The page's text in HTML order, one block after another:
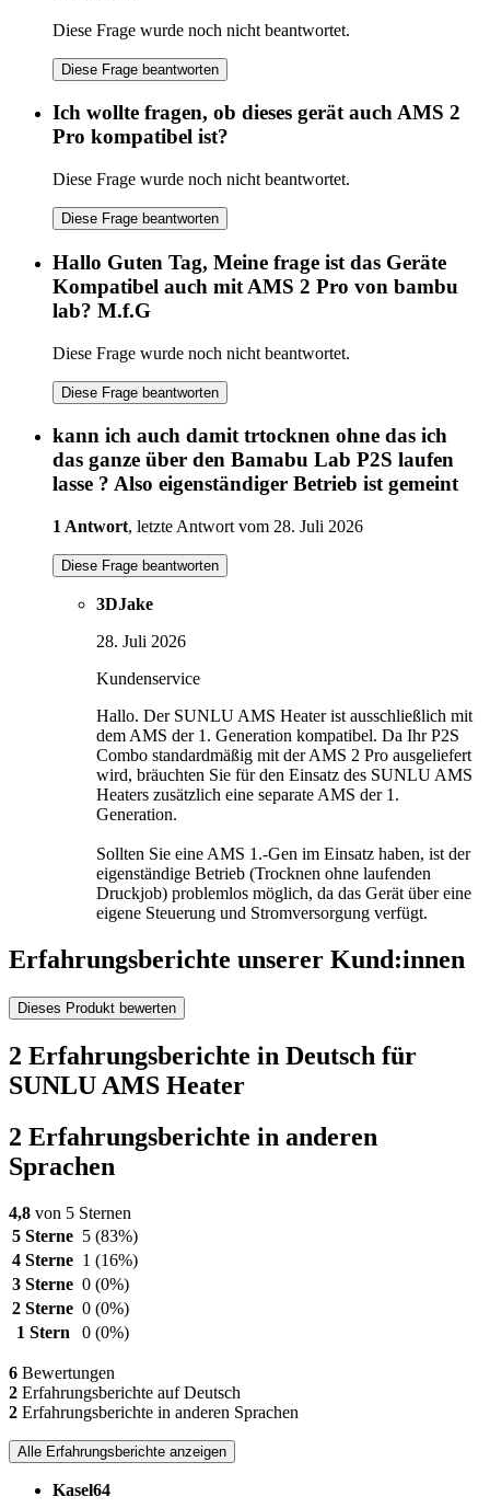
Diese Frage wurde noch nicht beantwortet.
Diese Frage beantworten
Ich wollte fragen, ob dieses gerät auch AMS 2
Pro kompatibel ist?
Diese Frage wurde noch nicht beantwortet.
Diese Frage beantworten
Hallo Guten Tag, Meine frage ist das Geräte
Kompatibel auch mit AMS 2 Pro von bambu
lab? M.f.G
Diese Frage wurde noch nicht beantwortet.
Diese Frage beantworten
kann ich auch damit trtocknen ohne das ich
das ganze über den Bamabu Lab P2S laufen
lasse ? Also eigenständiger Betrieb ist gemeint
1 Antwort, letzte Antwort vom 28. Juli 2026
Diese Frage beantworten
3DJake
28. Juli 2026
Kundenservice
Hallo. Der SUNLU AMS Heater ist ausschließlich mit
dem AMS der 1. Generation kompatibel. Da Ihr P2S
Combo standardmäßig mit der AMS 2 Pro ausgeliefert
wird, bräuchten Sie für den Einsatz des SUNLU AMS
Heaters zusätzlich eine separate AMS der 1.
Generation.
Sollten Sie eine AMS 1.-Gen im Einsatz haben, ist der
eigenständige Betrieb (Trocknen ohne laufenden
Druckjob) problemlos möglich, da das Gerät über eine
eigene Steuerung und Stromversorgung verfügt.
Erfahrungsberichte unserer Kund:innen
Dieses Produkt bewerten
2 Erfahrungsberichte in Deutsch für
SUNLU AMS Heater
2 Erfahrungsberichte in anderen
Sprachen
4,8 von 5 Sternen
5 Sterne 5 (83%)
4 Sterne 1 (16%)
3 Sterne 0 (0%)
2 Sterne 0 (0%)
1 Stern
0 (0%)
6 Bewertungen
2 Erfahrungsberichte auf Deutsch
2 Erfahrungsberichte in anderen Sprachen
Alle Erfahrungsberichte anzeigen
Kasel64